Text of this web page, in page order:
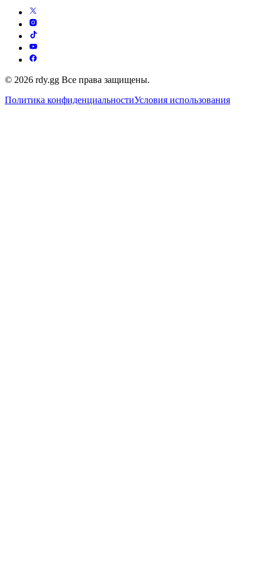
© 2026 rdy.gg Все права защищены.
Политика конфиденциальностиУсловия использования